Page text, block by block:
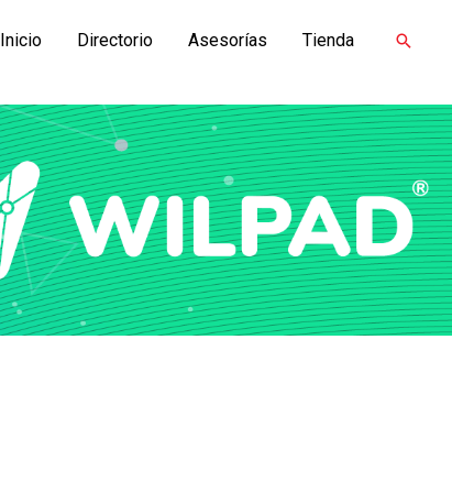
Inicio Directorio Asesorías Tienda Buscar